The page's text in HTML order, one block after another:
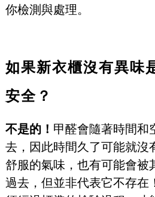
你檢測與處理。
如果新衣櫃沒有異味
安全？
不是的！ 甲醛會隨著時間和
去，因此時間久了可能就沒
舒服的氣味，也有可能會被
過去，但並非代表它不存在